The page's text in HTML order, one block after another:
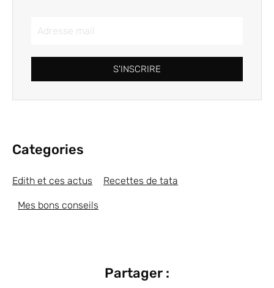
S'INSCRIRE
Categories
Edith et ces actus Recettes de tata
Mes bons conseils
Partager :